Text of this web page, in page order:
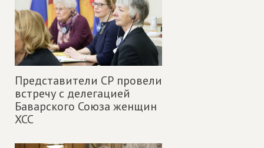
Представители СР провели
встречу с делегацией
Баварского Союза женщин
ХСС